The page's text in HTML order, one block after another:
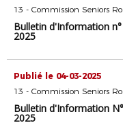
13 - Commission Seniors
Bulletin d'Information
2025
Publié le 04-03-2025
13 - Commission Seniors
Bulletin d'Information
2025